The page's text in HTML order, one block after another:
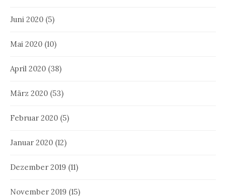
Juni 2020 (5)
Mai 2020 (10)
April 2020 (38)
März 2020 (53)
Februar 2020 (5)
Januar 2020 (12)
Dezember 2019 (11)
November 2019 (15)